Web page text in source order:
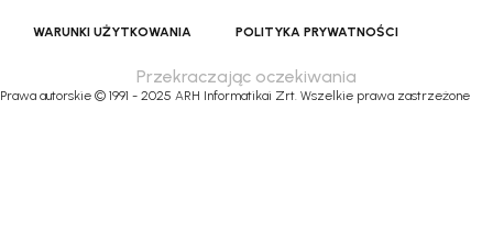
WARUNKI UŻYTKOWANIA POLITYKA PRYWATNOŚCI
Przekraczając oczekiwania
Prawa autorskie © 1991 - 2025 ARH Informatikai Zrt. Wszelkie prawa zastrzeżone